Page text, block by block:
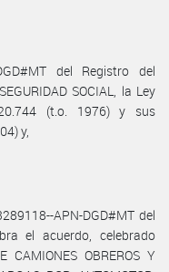
del Registro del
SOCIAL, la Ley
(t.o. 1976) y sus
y,
APN-DGD#MT del
el acuerdo, celebrado
CAMIONES OBREROS Y